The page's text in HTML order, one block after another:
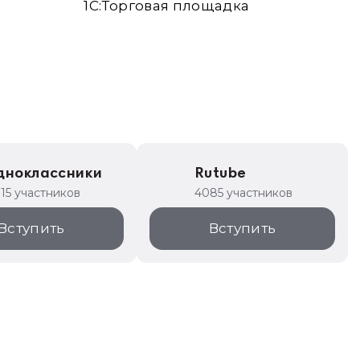
1С:Торговая площадка
участников
Rutube
4085 участников
Вступить